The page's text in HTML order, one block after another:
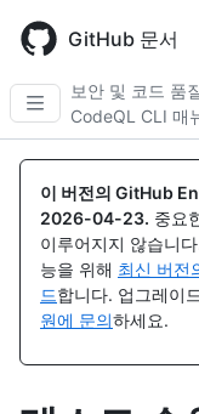
main
content
GitHub 문서
보안 및 코드 품
CodeQL CLI 매
이 버전의 GitHub
2026-04-23. 중요
이루어지지 않습니
능을 위해 최신 버전
드합니다. 업그레이
원에 문의하세요.